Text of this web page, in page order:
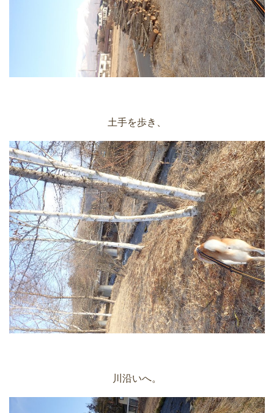
土手を歩き、
川沿いへ。